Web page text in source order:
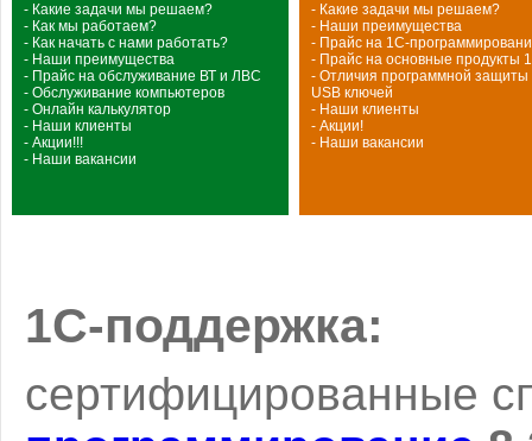
- Какие задачи мы решаем?
- Как мы работаем?
- Как начать с нами работать?
- Наши преимущества
- Прайс на обслуживание ВТ и ЛВС
- Обслуживание компьютеров
- Онлайн калькулятор
- Наши клиенты
- Акции!!!
- Наши вакансии
- Какие задачи мы решаем?
- Наши преимущества
- Прайс на 1С-
- Прайс на основные продукты
- Отличия программной защиты
USB ключей
- Наши клиенты
- Акции!
- Наши вакансии
1С-поддержка:
сертифицированные